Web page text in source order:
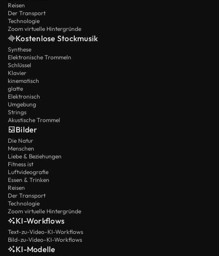
Reisen
Der Transport
Technologie
Zoom virtuelle Hintergründe
Kostenlose Stockmusik
Synthese
Elektronische Trommeln
Schlüssel
Klavier
kinematisch
glatte
Elektronisch
Umgebung
Strings
Akustische Trommel
Bilder
Die Natur
Menschen
Liebe & Beziehungen
Fitness ist
Luftvideografie
Essen & Trinken
Reisen
Der Transport
Technologie
Zoom virtuelle Hintergründe
KI-Workflows
Text-zu-Video-KI-Workflows
Bild-zu-Video-KI-Workflows
KI-Modelle